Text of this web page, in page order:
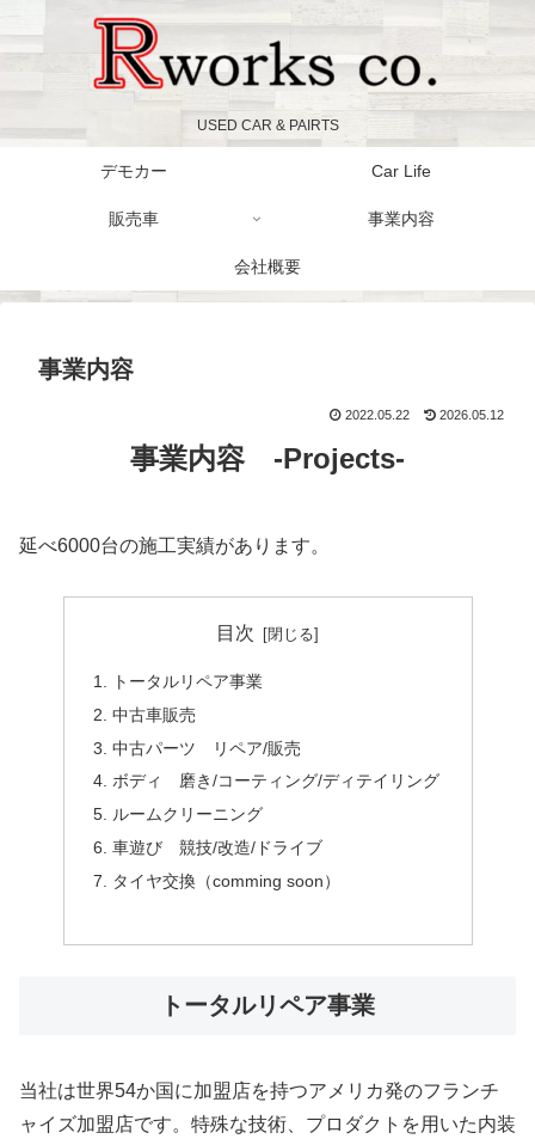
USED CAR & PAIRTS
デモカー Car Life
販売車 事業内容
会社概要
事業内容
2022.05.22 2026.05.12
事業内容 -Projects-
延べ6000台の施工実績があります。
目次
トータルリペア事業
中古車販売
中古パーツ リペア/販売
ボディ 磨き/コーティング/ディテイリング
ルームクリーニング
車遊び 競技/改造/ドライブ
タイヤ交換（comming soon）
トータルリペア事業
当社は世界54か国に加盟店を持つアメリカ発のフランチ
ャイズ加盟店です。特殊な技術、プロダクトを用いた内装